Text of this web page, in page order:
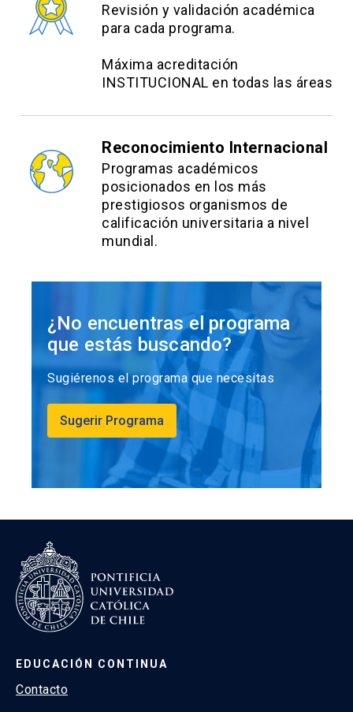
Revisión y validación académica
para cada programa.
Máxima acreditación
INSTITUCIONAL en todas las áreas
Reconocimiento Internacional
Programas académicos
posicionados en los más
prestigiosos organismos de
calificación universitaria a nivel
mundial.
¿No encuentras el programa
que estás buscando?
Sugiérenos el programa que necesitas
Sugerir Programa
EDUCACIÓN CONTINUA
Contacto